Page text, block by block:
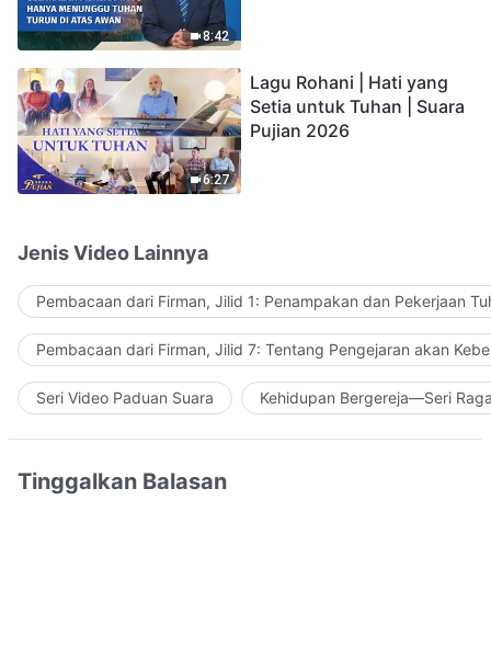
8:42
6:27
Lagu Rohani | Hati yang
Setia untuk Tuhan | Suara
Pujian 2026
Jenis Video Lainnya
Pembacaan dari Firman, Jilid 1: Penampakan dan Pekerjaan
Pembacaan dari Firman, Jilid 7: Tentang Pengejaran akan
Seri Video Paduan Suara Kehidupan Bergereja—Seri
Tinggalkan Balasan